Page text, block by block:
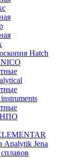
Hatch
Analytik Jena